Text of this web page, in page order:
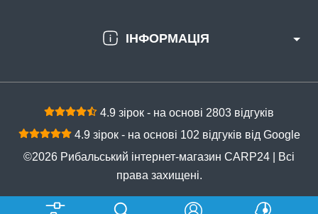
ІНФОРМАЦІЯ
4.9 зірок - на основі 2803 відгуків
4.9 зірок - на основі 102 відгуків від Google
©2026 Рибальський інтернет-магазин CARP24 | Всі
права захищені.